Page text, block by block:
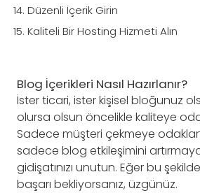
Düzenli İçerik Girin
Kaliteli Bir Hosting Hizmeti Alın
Blog İçerikleri Nasıl Hazırlanır?
İster ticari, ister kişisel bloğunuz
olursa olsun öncelikle kaliteye
Sadece müşteri çekmeye
sadece blog etkileşimini
gidişatınızı unutun. Eğer bu
başarı bekliyorsanız, üzgünüz.